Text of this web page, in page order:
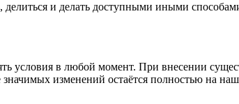
делиться и делать доступными иными
условия в любой момент. При внесении
изменений остаётся полностью на